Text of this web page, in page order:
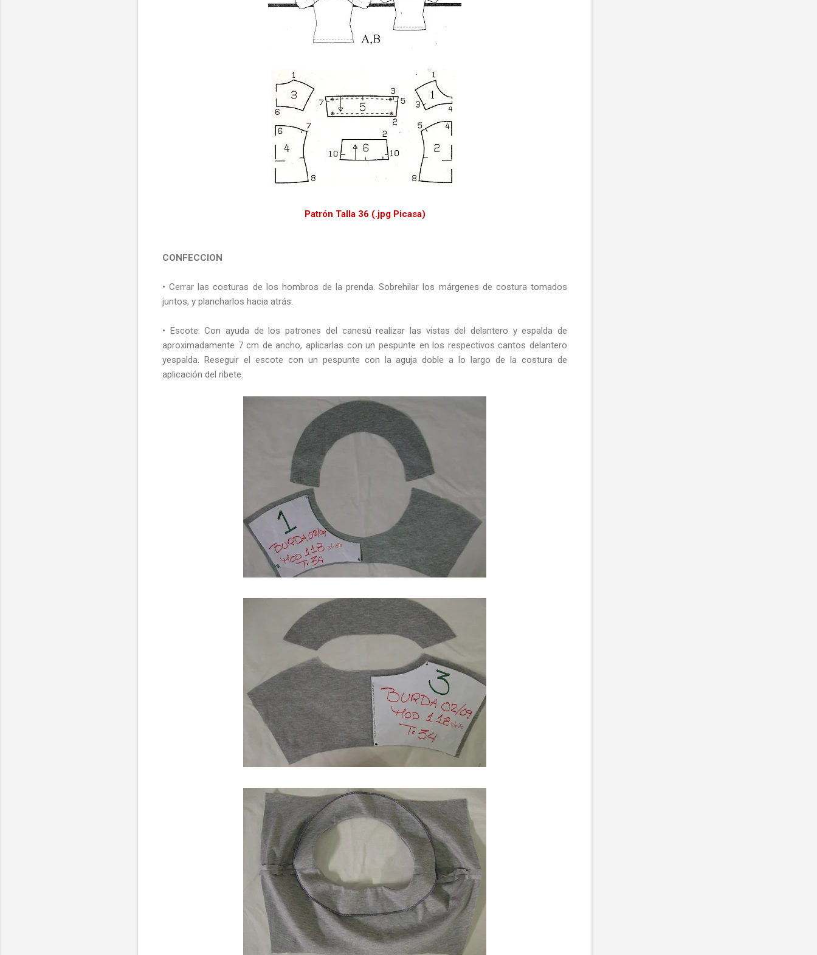
Patrón Talla 36 (.jpg Picasa)
CONFECCION
• Cerrar las costuras de los hombros de la prenda. Sobrehilar los márgenes de costura tomados
juntos, y plancharlos hacia atrás.
• Escote: Con ayuda de los patrones del canesú realizar las vistas del delantero y espalda de
aproximadamente 7 cm de ancho, aplicarlas con un pespunte en los respectivos cantos delantero
yespalda. Reseguir el escote con un pespunte con la aguja doble a lo largo de la costura de
aplicación del ribete.